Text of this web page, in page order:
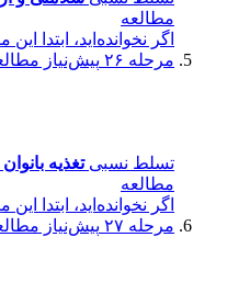
مطالعه
اگر نخوانده‌اید، ابتدا این
مرحله ۲۶
پیش‌نیاز
تسلط نسبیتغذیه
مطالعه
اگر نخوانده‌اید، ابتدا این
مرحله ۲۷
پیش‌نیاز